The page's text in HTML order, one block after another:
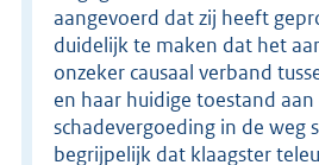
aangevoerd dat zij heeft
duidelijk te maken dat het
onzeker causaal verband
en haar huidige toestand
schadevergoeding in de weg
begrijpelijk dat klaagster